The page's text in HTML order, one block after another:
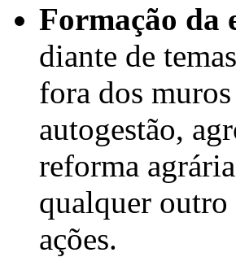
Formação da
diante de
fora dos
autogestão,
reforma
qualquer outro
ações.